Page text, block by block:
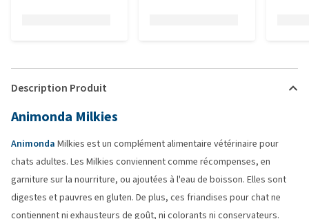
Description Produit
Animonda Milkies
Animonda Milkies est un complément alimentaire vétérinaire pour
chats adultes. Les Milkies conviennent comme récompenses, en
garniture sur la nourriture, ou ajoutées à l'eau de boisson. Elles sont
digestes et pauvres en gluten. De plus, ces friandises pour chat ne
contiennent ni exhausteurs de goût, ni colorants ni conservateurs.